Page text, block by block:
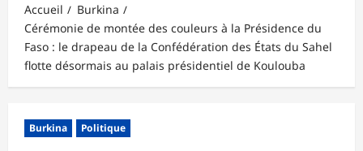
Accueil
Burkina
Cérémonie de montée des couleurs à la Présidence du
Faso : le drapeau de la Confédération des États du Sahel
flotte désormais au palais présidentiel de Koulouba
Burkina Politique